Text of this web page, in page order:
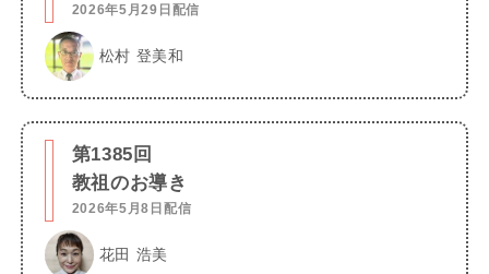
2026年5月29日配信
松村 登美和
第1385回
教祖のお導き
2026年5月8日配信
花田 浩美